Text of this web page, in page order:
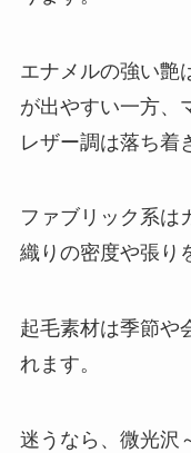
エナメルの強い艶
が出やすい一方、
レザー調は落ち着
ファブリック系は
織りの密度や張り
起毛素材は季節や
れます。
迷うなら、微光沢